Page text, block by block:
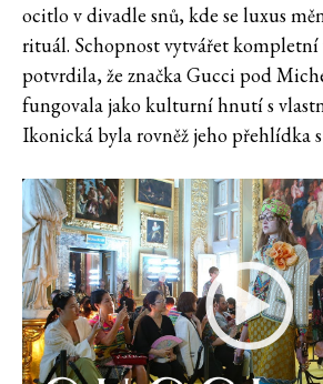
ocitlo v divadle snů, kde se luxus
rituál. Schopnost vytvářet kompletní
potvrdila, že značka Gucci pod
fungovala jako kulturní hnutí s
Ikonická byla rovněž jeho přehlídka